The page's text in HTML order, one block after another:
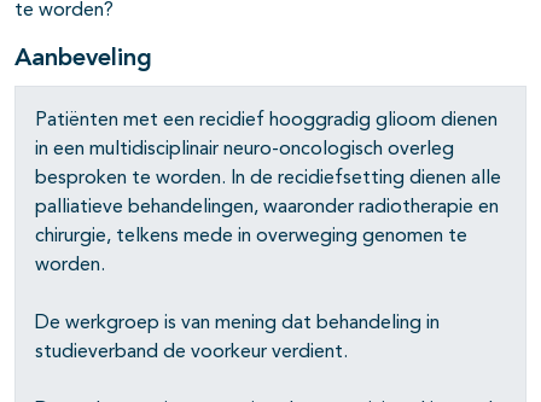
open- en dichtklappen
open- en dichtklappen
open- en dichtklappen
te worden?
Aanbeveling
Patiënten met een recidief hooggradig glioom dienen
in een multidisciplinair neuro-oncologisch overleg
besproken te worden. In de recidiefsetting dienen alle
palliatieve behandelingen, waaronder radiotherapie en
chirurgie, telkens mede in overweging genomen te
worden.
De werkgroep is van mening dat behandeling in
studieverband de voorkeur verdient.